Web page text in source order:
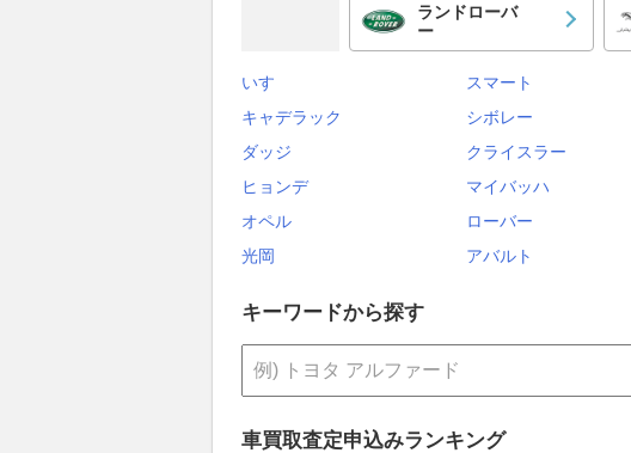
ランドローバ
ー
いすゞ スマート
キャデラック
シボレー
ダッジ
クライスラー
ヒョンデ
マイバッハ
オペル
ローバー
光岡
アバルト
キーワードから探す
車買取査定申込みランキング